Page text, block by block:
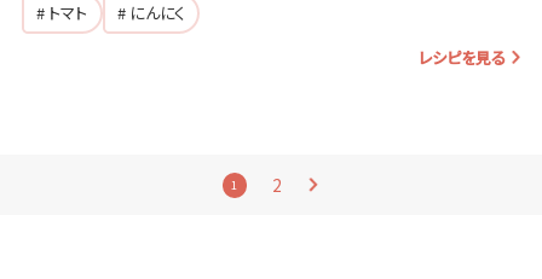
# トマト
# にんにく
レシピを見る
1 2